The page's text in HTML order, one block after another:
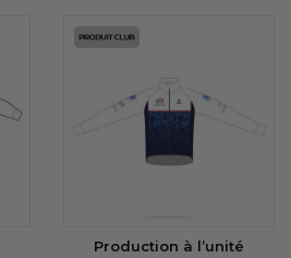
Production à l’unité